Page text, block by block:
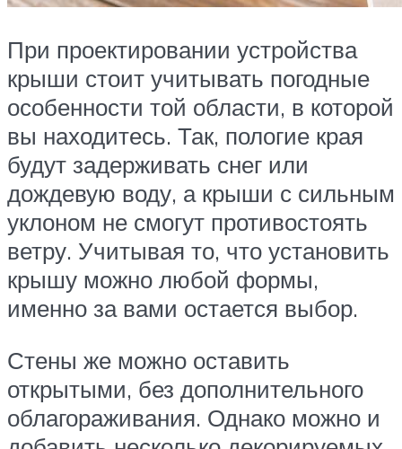
При проектировании устройства
крыши стоит учитывать погодные
особенности той области, в которой
вы находитесь. Так, пологие края
будут задерживать снег или
дождевую воду, а крыши с сильным
уклоном не смогут противостоять
ветру. Учитывая то, что установить
крышу можно любой формы,
именно за вами остается выбор.
Стены же можно оставить
открытыми, без дополнительного
облагораживания. Однако можно и